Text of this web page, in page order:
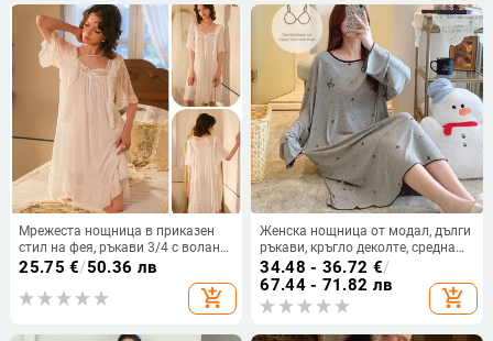
Мрежеста нощница в приказен
стил на фея, ръкави 3/4 с волани,
средна дължина, лека
полиестерна материя, дантелен
детайл
25.75 €/50.36 лв
add_shopping_cart
Женска нощница от модал, дълги
ръкави, кръгло деколте, средна
дължина, свободна кройка,
подходяща за пролет и есен
34.48 - 36.72 €/
67.44 - 71.82 лв
add_shopping_cart